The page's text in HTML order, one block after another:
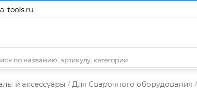
tools.ru
и аксессуары / Для Сварочного оборудования /